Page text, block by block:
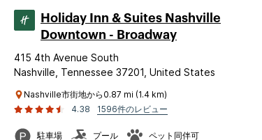
Holiday Inn & Suites Nashville
Downtown - Broadway
415 4th Avenue South
Nashville, Tennessee 37201, United States
Nashville市街地から0.87 mi (1.4 km)
4.38
1596件のレビュー
駐車場 プール ペット同伴可